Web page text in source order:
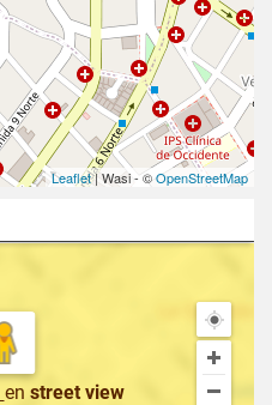
Leaflet| Wasi - ©OpenStreetMap
en street view